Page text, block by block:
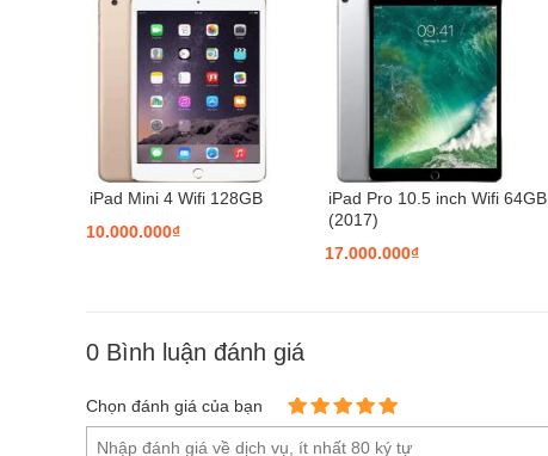
iPad Mini 4 Wifi 128GB
10.000.000₫
iPad Pro 10.5 inch Wifi 64GB
(2017)
17.000.000₫
0 Bình luận đánh giá
Chọn đánh giá của bạn